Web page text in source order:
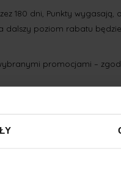
180 dni, Punkty
dalszy poziom rabatu
promocjami –